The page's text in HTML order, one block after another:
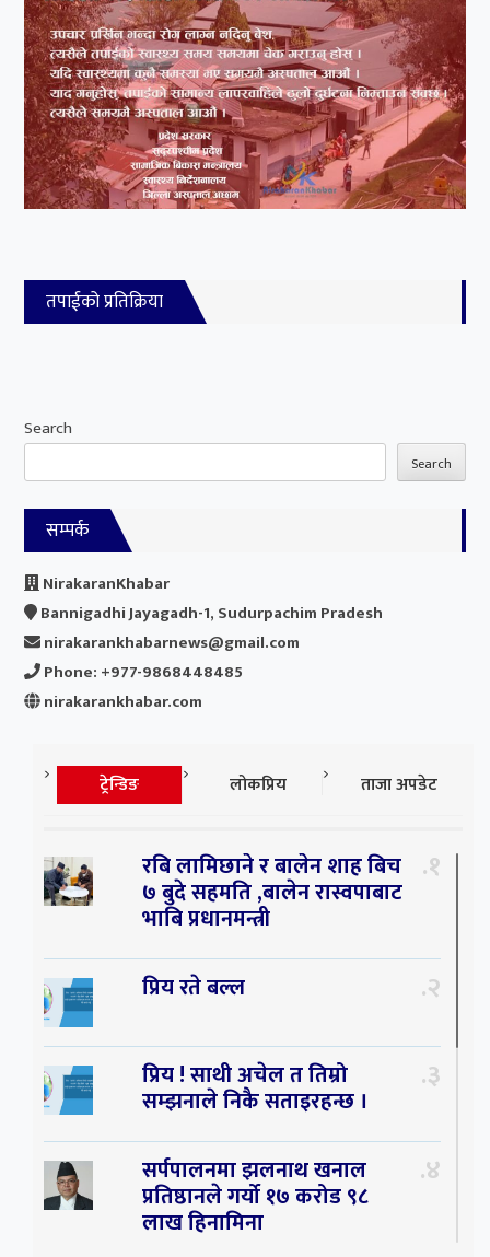
तपाईको प्रतिक्रिया
Search
Search
सम्पर्क
NirakaranKhabar
Bannigadhi Jayagadh-1, Sudurpachim Pradesh
nirakarankhabarnews@gmail.com
Phone: +977-9868448485
nirakarankhabar.com
ट्रेन्डिङ लोकप्रिय ताजा अपडेट
रबि लामिछाने र बालेन शाह बिच
७ बुदे सहमति ,बालेन रास्वपाबाट
भाबि प्रधानमन्त्री
१
प्रिय रते बल्ल २
प्रिय ! साथी अचेल त तिम्रो
सम्झनाले निकै सताइरहन्छ ।
३
सर्पपालनमा झलनाथ खनाल
प्रतिष्ठानले गर्यो १७ करोड ९८
लाख हिनामिना
४